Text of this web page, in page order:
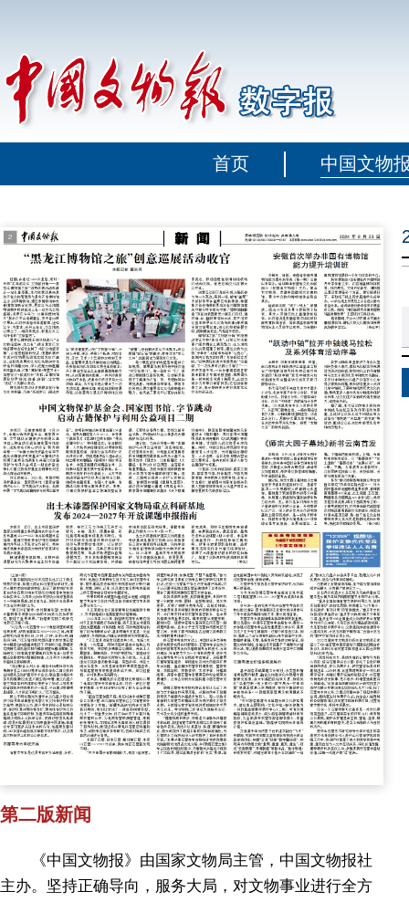
首页 中国文物
第二版新闻
《中国文物报》由国家文物局主管，中国文物报社
主办。坚持正确导向，服务大局，对文物事业进行全方